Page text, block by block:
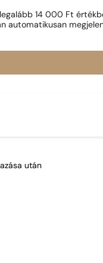
14 000 Ft
automatikusan
után